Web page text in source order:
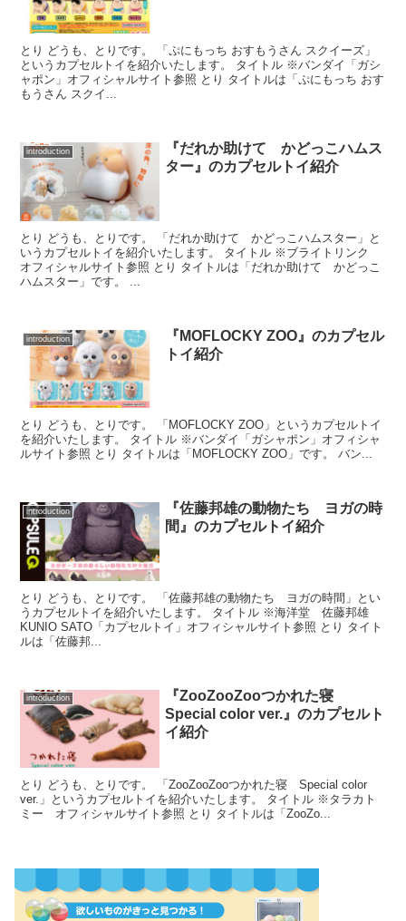
とり どうも、とりです。 「ぷにもっち おすもうさん スクイーズ」
というカプセルトイを紹介いたします。 タイトル ※バンダイ「ガシ
ャポン」オフィシャルサイト参照 とり タイトルは「ぷにもっち おす
もうさん スクイ...
introduction
『だれか助けて かどっこハムス
ター』のカプセルトイ紹介
とり どうも、とりです。 「だれか助けて かどっこハムスター」と
いうカプセルトイを紹介いたします。 タイトル ※ブライトリンク
オフィシャルサイト参照 とり タイトルは「だれか助けて かどっこ
ハムスター」です。 ...
introduction
『MOFLOCKY ZOO』のカプセル
トイ紹介
とり どうも、とりです。 「MOFLOCKY ZOO」というカプセルトイ
を紹介いたします。 タイトル ※バンダイ「ガシャポン」オフィシャ
ルサイト参照 とり タイトルは「MOFLOCKY ZOO」です。 バン...
introduction
『佐藤邦雄の動物たち ヨガの時
間』のカプセルトイ紹介
とり どうも、とりです。 「佐藤邦雄の動物たち ヨガの時間」とい
うカプセルトイを紹介いたします。 タイトル ※海洋堂 佐藤邦雄
KUNIO SATO「カプセルトイ」オフィシャルサイト参照 とり タイト
ルは「佐藤邦...
introduction
『ZooZooZooつかれた寝
Special color ver.』のカプセルト
イ紹介
とり どうも、とりです。 「ZooZooZooつかれた寝 Special color
ver.」というカプセルトイを紹介いたします。 タイトル ※タラカト
ミー オフィシャルサイト参照 とり タイトルは「ZooZo...